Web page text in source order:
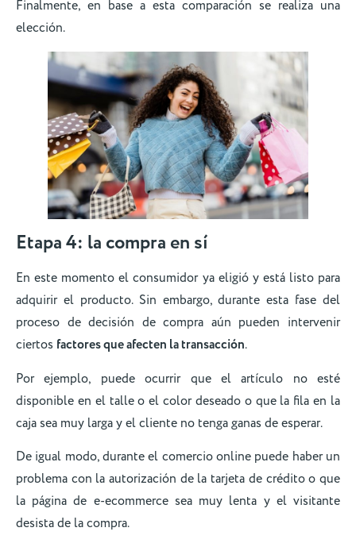
Finalmente, en base a esta comparación se realiza una
elección.
Etapa 4: la compra en sí
En este momento el consumidor ya eligió y está listo para
adquirir el producto. Sin embargo, durante esta fase del
proceso de decisión de compra aún pueden intervenir
ciertos factores que afecten la transacción.
Por ejemplo, puede ocurrir que el artículo no esté
disponible en el talle o el color deseado o que la fila en la
caja sea muy larga y el cliente no tenga ganas de esperar.
De igual modo, durante el comercio online puede haber un
problema con la autorización de la tarjeta de crédito o que
la página de e-ecommerce sea muy lenta y el visitante
desista de la compra.